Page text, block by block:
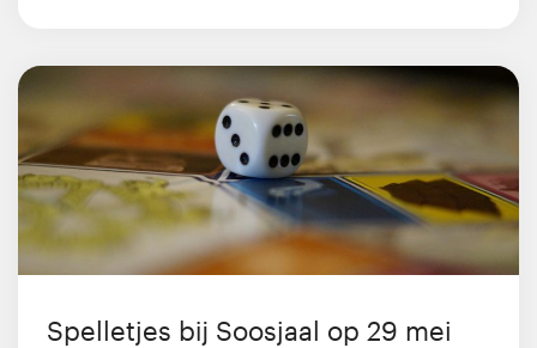
Spelletjes bij Soosjaal op 29 mei